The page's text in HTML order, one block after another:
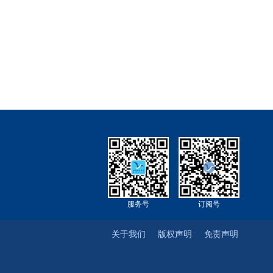
订阅号
服务号
免责声明
版权声明
关于我们